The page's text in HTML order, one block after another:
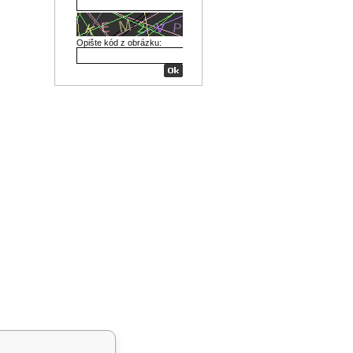
Opište kód z obrázku: